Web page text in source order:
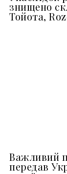
знищено
Тойота,
Важливий
передав